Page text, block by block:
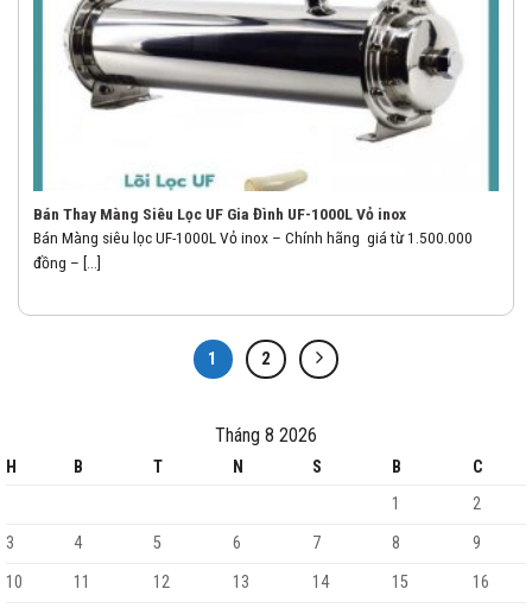
Bán Thay Màng Siêu Lọc UF Gia Đình UF-1000L Vỏ inox
Bán Màng siêu lọc UF-1000L Vỏ inox – Chính hãng giá từ 1.500.000
đồng – [...]
1 2
Tháng 8 2026
H B T N S B
C
1
2
3
4 5 6 7 8
9
10
11 12 13 14 15
16